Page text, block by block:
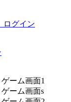
ログイン